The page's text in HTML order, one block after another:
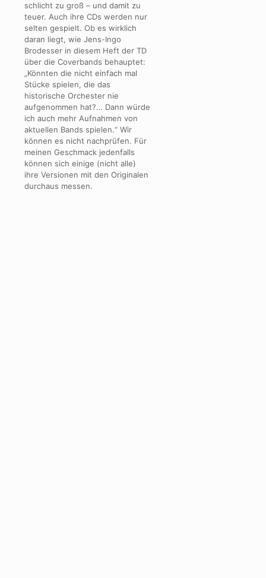
schlicht zu groß – und damit zu
teuer. Auch ihre CDs werden nur
selten gespielt. Ob es wirklich
daran liegt, wie Jens-Ingo
Brodesser in diesem Heft der TD
über die Coverbands behauptet:
„Könnten die nicht einfach mal
Stücke spielen, die das
historische Orchester nie
aufgenommen hat?… Dann würde
ich auch mehr Aufnahmen von
aktuellen Bands spielen.“ Wir
können es nicht nachprüfen. Für
meinen Geschmack jedenfalls
können sich einige (nicht alle)
ihre Versionen mit den Originalen
durchaus messen.